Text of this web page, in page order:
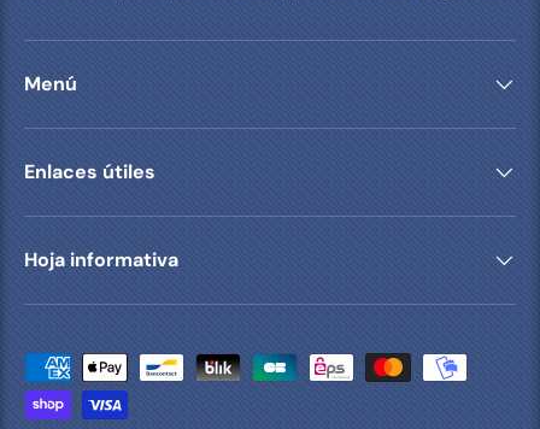
Menú
Enlaces útiles
Hoja informativa
Formas de pago aceptadas